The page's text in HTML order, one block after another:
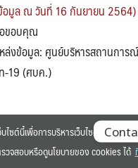
อมูล ณ วันที่ 16 กันยายน 2564)
ขอบคุณ
ล่งข้อมูล: ศูนย์บริหารสถานการ
-19 (ศบค.)
©2025 BANGKOK UNIVERSITY. ALL RIGHTS
บไซต์นี้เพื่อการบริหารเว็บไซต์ และเพิ่ม
วจสอบหรือดูนโยบายของ cookies ได้